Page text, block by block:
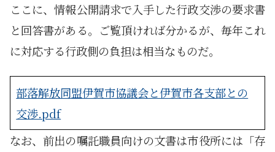
ここに、情報公開請求で入手した行政交渉の要求書
と回答書がある。ご覧頂ければ分かるが、毎年これ
に対応する行政側の負担は相当なものだ。
部落解放同盟伊賀市協議会と伊賀市各支部との
交渉.pdf
なお、前出の嘱託職員向けの文書は市役所には「存